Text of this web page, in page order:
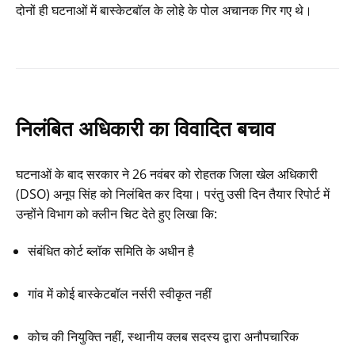
दोनों ही घटनाओं में बास्केटबॉल के लोहे के पोल अचानक गिर गए थे।
निलंबित अधिकारी का विवादित बचाव
घटनाओं के बाद सरकार ने 26 नवंबर को रोहतक जिला खेल अधिकारी
(DSO) अनूप सिंह को निलंबित कर दिया। परंतु उसी दिन तैयार रिपोर्ट में
उन्होंने विभाग को क्लीन चिट देते हुए लिखा कि:
संबंधित कोर्ट ब्लॉक समिति के अधीन है
गांव में कोई बास्केटबॉल नर्सरी स्वीकृत नहीं
कोच की नियुक्ति नहीं, स्थानीय क्लब सदस्य द्वारा अनौपचारिक